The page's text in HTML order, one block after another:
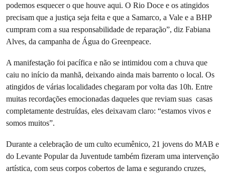
podemos esquecer o que houve aqui. O Rio Doce e os atingidos
precisam que a justiça seja feita e que a Samarco, a Vale e a BHP
cumpram com a sua responsabilidade de reparação”, diz Fabiana
Alves, da campanha de Água do Greenpeace.
A manifestação foi pacífica e não se intimidou com a chuva que
caiu no início da manhã, deixando ainda mais barrento o local. Os
atingidos de várias localidades chegaram por volta das 10h. Entre
muitas recordações emocionadas daqueles que reviam suas casas
completamente destruídas, eles deixavam claro: “estamos vivos e
somos muitos”.
Durante a celebração de um culto ecumênico, 21 jovens do MAB e
do Levante Popular da Juventude também fizeram uma intervenção
artística, com seus corpos cobertos de lama e segurando cruzes,